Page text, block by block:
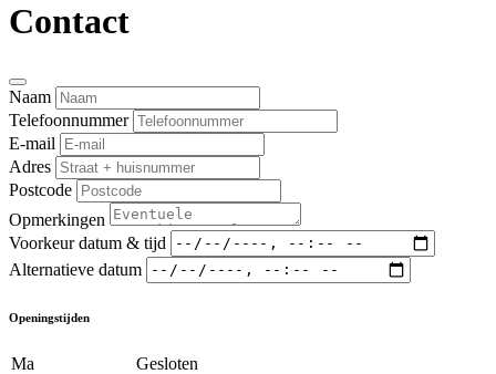
Contact
Naam
Telefoonnummer
E-mail
Adres
Postcode
Opmerkingen
Voorkeur datum & tijd
Alternatieve datum
Openingstijden
Ma
Gesloten